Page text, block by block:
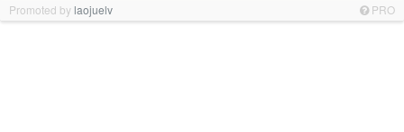
Promoted bylaojuelv PRO